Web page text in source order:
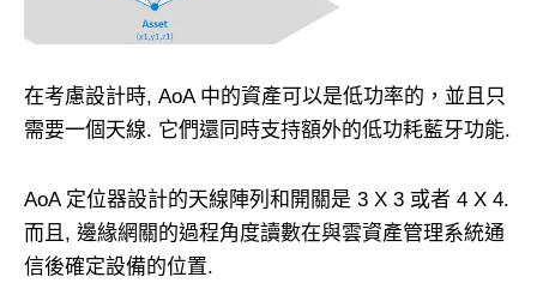
在考慮設計時, AoA 中的資產可以是低功率的，並且只
需要一個天線. 它們還同時支持額外的低功耗藍牙功能.
AoA 定位器設計的天線陣列和開關是 3 X 3 或者 4 X 4.
而且, 邊緣網關的過程角度讀數在與雲資產管理系統通
信後確定設備的位置.